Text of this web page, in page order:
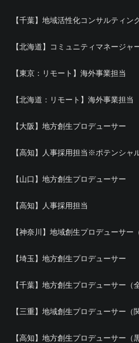
【千葉】地域活性化コンサルティン
【北海道】コミュニティマネージャ
【東京：リモート】海外事業担当
【北海道：リモート】海外事業担当
【大阪】地方創生プロデューサー
【高知】人事採用担当※ポテンシャ
【山口】地方創生プロデューサー
【高知】人事採用担当
【神奈川】地域創生プロデューサー
【埼玉】地方創生プロデューサー
【千葉】地方創生プロデューサー（
【三重】地域創生プロデューサー（
【高知】地方創生プロデューサー（